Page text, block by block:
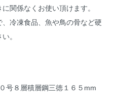
関係なくお使い頂けます。
冷凍食品、魚や鳥の骨など硬
。
８層積層鋼三徳１６５mm